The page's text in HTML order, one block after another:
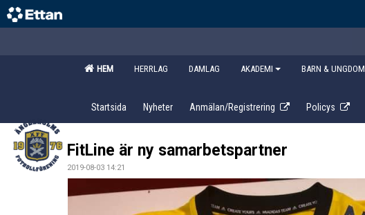
HEM HERRLAG DAMLAG AKADEMI BARN & UNGDOM
Startsida Nyheter Anmälan/Registrering Policys
FitLine är ny samarbetspartner
2019-08-03 14:21